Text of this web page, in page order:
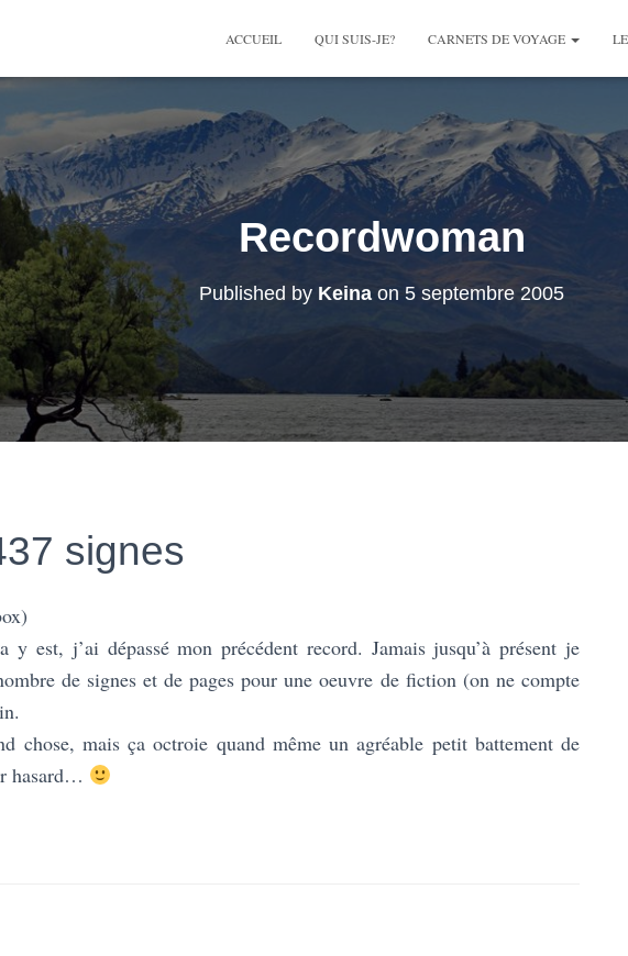
ACCUEIL QUI SUIS-JE? CARNETS DE VOYAGE
Recordwoman
Published by Keinaon 5 septembre 2005
signes
est, j’ai dépassé mon précédent record. Jamais jusqu’à présent je
de signes et de pages pour une oeuvre de fiction (on ne compte
chose, mais ça octroie quand même un agréable petit battement de
hasard…